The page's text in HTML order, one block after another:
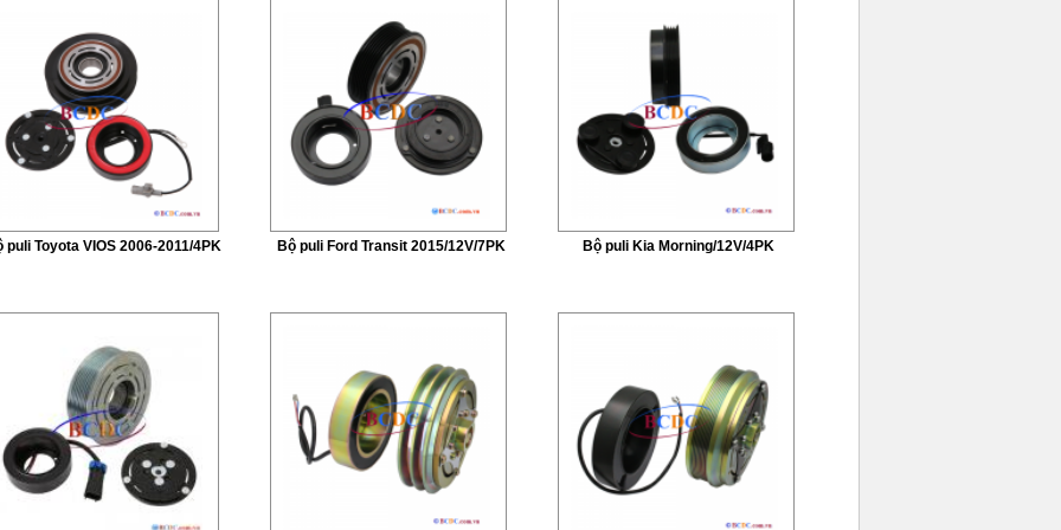
puli Toyota VIOS 2006-2011/4PK Bộ puli Ford Transit 2015/12V/7PK Bộ puli Kia Morning/12V/4PK